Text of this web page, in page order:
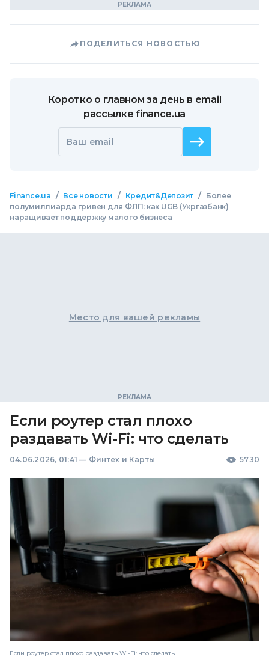
ПОДЕЛИТЬСЯ НОВОСТЬЮ
Коротко о главном за день в email
рассылке finance.ua
Ваш email
Finance.ua / Все новости / Кредит&Депозит /
Более
полумиллиарда гривен для ФЛП: как UGB (Укргазбанк)
наращивает поддержку малого бизнеса
Место для вашей рекламы
Если роутер стал плохо
раздавать Wi-Fi: что сделать
04.06.2026, 01:41 — Финтех и Карты 5730
Если роутер стал плохо раздавать Wi-Fi: что сделать